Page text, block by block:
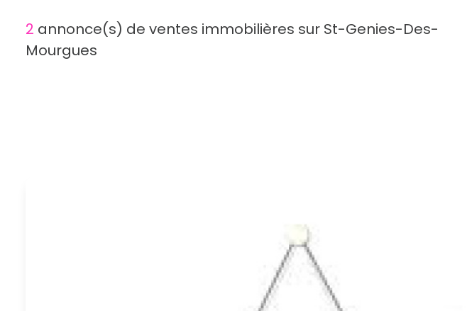
2 annonce(s) de ventes immobilières sur St-Genies-Des-
Mourgues